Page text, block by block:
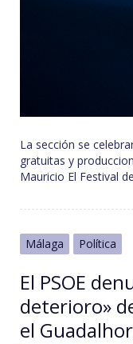
La sección se
gratuitas y
Mauricio El Festival
Málaga Política
El PSOE
deterioro»
el